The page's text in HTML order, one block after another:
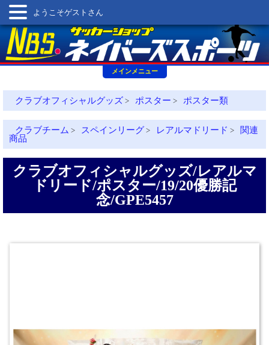
メインメニュー
ようこそゲストさん
クラブオフィシャルグッズ > ポスター > ポスター類
クラブチーム > スペインリーグ > レアルマドリード >
関連
商品
クラブオフィシャルグッズ/レアルマ
ドリード/ポスター/19/20優勝記
念/GPE5457